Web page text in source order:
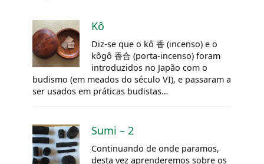
Kô
Diz-se que o kô 香 (incenso) e o
kôgô 香合 (porta-incenso) foram
introduzidos no Japão com o
budismo (em meados do século VI), e passaram a
ser usados em práticas budistas…
Sumi – 2
Continuando de onde paramos,
desta vez aprenderemos sobre os